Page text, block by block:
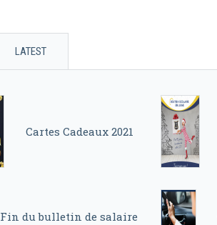
LATEST
Cartes Cadeaux 2021
Fin du bulletin de salaire